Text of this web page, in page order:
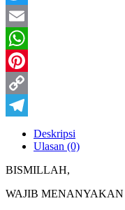
Twitter
Email
WhatsApp
Pinterest
Copy
Telegram
Deskripsi
Ulasan (0)
BISMILLAH,
WAJIB